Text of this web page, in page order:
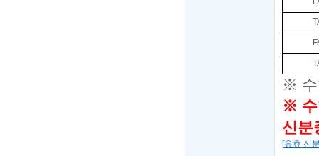
※
※
신분
[유효 신